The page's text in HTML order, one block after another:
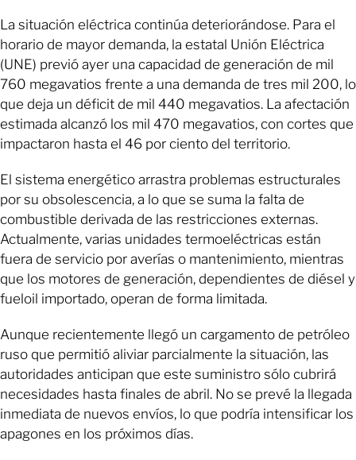
La situación eléctrica continúa deteriorándose. Para el
horario de mayor demanda, la estatal Unión Eléctrica
(UNE) previó ayer una capacidad de generación de mil
760 megavatios frente a una demanda de tres mil 200, lo
que deja un déficit de mil 440 megavatios. La afectación
estimada alcanzó los mil 470 megavatios, con cortes que
impactaron hasta el 46 por ciento del territorio.
El sistema energético arrastra problemas estructurales
por su obsolescencia, a lo que se suma la falta de
combustible derivada de las restricciones externas.
Actualmente, varias unidades termoeléctricas están
fuera de servicio por averías o mantenimiento, mientras
que los motores de generación, dependientes de diésel y
fueloil importado, operan de forma limitada.
Aunque recientemente llegó un cargamento de petróleo
ruso que permitió aliviar parcialmente la situación, las
autoridades anticipan que este suministro sólo cubrirá
necesidades hasta finales de abril. No se prevé la llegada
inmediata de nuevos envíos, lo que podría intensificar los
apagones en los próximos días.